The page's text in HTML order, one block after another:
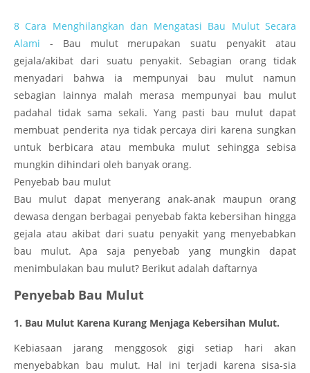
8 Cara Menghilangkan dan Mengatasi Bau Mulut Secara
Alami - Bau mulut merupakan suatu penyakit atau
gejala/akibat dari suatu penyakit. Sebagian orang tidak
menyadari bahwa ia mempunyai bau mulut namun
sebagian lainnya malah merasa mempunyai bau mulut
padahal tidak sama sekali. Yang pasti bau mulut dapat
membuat penderita nya tidak percaya diri karena sungkan
untuk berbicara atau membuka mulut sehingga sebisa
mungkin dihindari oleh banyak orang.
Penyebab bau mulut
Bau mulut dapat menyerang anak-anak maupun orang
dewasa dengan berbagai penyebab fakta kebersihan hingga
gejala atau akibat dari suatu penyakit yang menyebabkan
bau mulut. Apa saja penyebab yang mungkin dapat
menimbulakan bau mulut? Berikut adalah daftarnya
Penyebab Bau Mulut
1. Bau Mulut Karena Kurang Menjaga Kebersihan Mulut.
Kebiasaan jarang menggosok gigi setiap hari akan
menyebabkan bau mulut. Hal ini terjadi karena sisa-sia